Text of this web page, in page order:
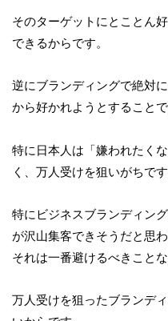
そのターゲットにとことん
できるからです。
逆にブランディングで絶対
から好かれようとすることで
特に日本人は「嫌われたく
く、万人受けを狙いがちです
特にビジネスブランディン
が沢山集客できそうだと思
それは一番避けるべきことな
万人受けを狙ったブランデ